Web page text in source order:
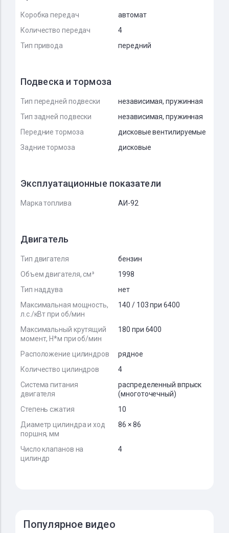
Коробка передач
автомат
Количество передач
4
Тип привода
передний
Подвеска и тормоза
Тип передней подвески
независимая, пружинная
Тип задней подвески
независимая, пружинная
Передние тормоза
дисковые вентилируемые
Задние тормоза
дисковые
Эксплуатационные показатели
Марка топлива АИ-92
Двигатель
Тип двигателя
бензин
Объем двигателя, см³
1998
Тип наддува
нет
Максимальная мощность,
л.с./кВт при об/мин
140 / 103 при 6400
Максимальный крутящий
момент, Н*м при об/мин
180 при 6400
Расположение цилиндров
рядное
Количество цилиндров
4
Система питания
двигателя
распределенный впрыск
(многоточечный)
Степень сжатия
10
Диаметр цилиндра и ход
поршня, мм
86 × 86
Число клапанов на
цилиндр
4
Популярное видео